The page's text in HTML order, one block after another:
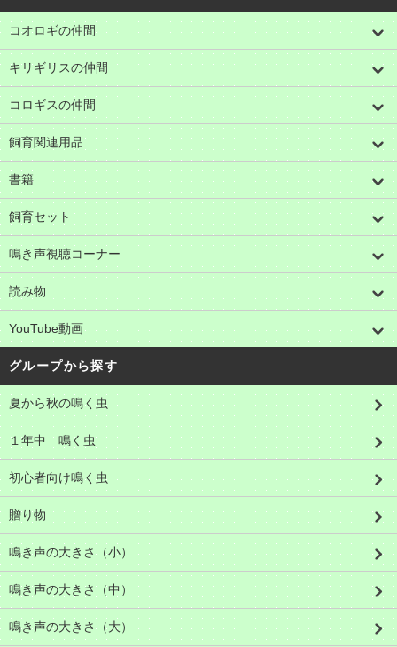
コオロギの仲間
キリギリスの仲間
コロギスの仲間
飼育関連用品
書籍
飼育セット
鳴き声視聴コーナー
読み物
YouTube動画
グループから探す
夏から秋の鳴く虫
１年中 鳴く虫
初心者向け鳴く虫
贈り物
鳴き声の大きさ（小）
鳴き声の大きさ（中）
鳴き声の大きさ（大）